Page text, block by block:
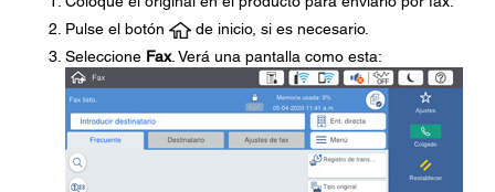
Pulse el botón
de inicio, si es necesario.
Seleccione Fax. Verá una pantalla como esta: